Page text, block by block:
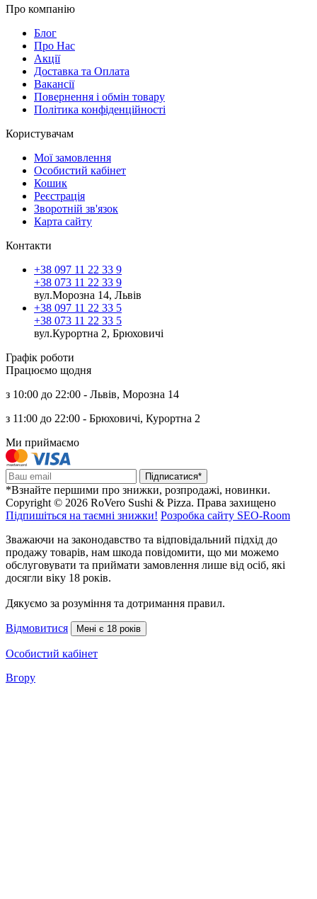
Про компанію
Блог
Про Нас
Акції
Доставка та Оплата
Вакансії
Повернення і обмін товару
Політика конфіденційності
Користувачам
Мої замовлення
Особистий кабінет
Кошик
Реєстрація
Зворотній зв'язок
Карта сайту
Контакти
+38 097 11 22 33 9
+38 073 11 22 33 9
вул.Морозна 14, Львів
+38 097 11 22 33 5
+38 073 11 22 33 5
вул.Курортна 2, Брюховичі
Графік роботи
Працюємо щодня
з 10:00 до 22:00 - Львів, Морозна 14
з 11:00 до 22:00 - Брюховичі, Курортна 2
Ми приймаємо
Підписатися*
*Взнайте першими про знижки, розпродажі, новинки.
Copyright © 2026 RoVero Sushi & Pizza. Права захищено
Підпишіться на таємні знижки! Розробка сайту SEO-Room
Зважаючи на законодавство та відповідальний підхід до
продажу товарів, нам шкода повідомити, що ми можемо
обслуговувати та приймати замовлення лише від осіб, які
досягли віку 18 років.
Дякуємо за розуміння та дотримання правил.
Відмовитися Мені є 18 років
Особистий кабінет
Вгору